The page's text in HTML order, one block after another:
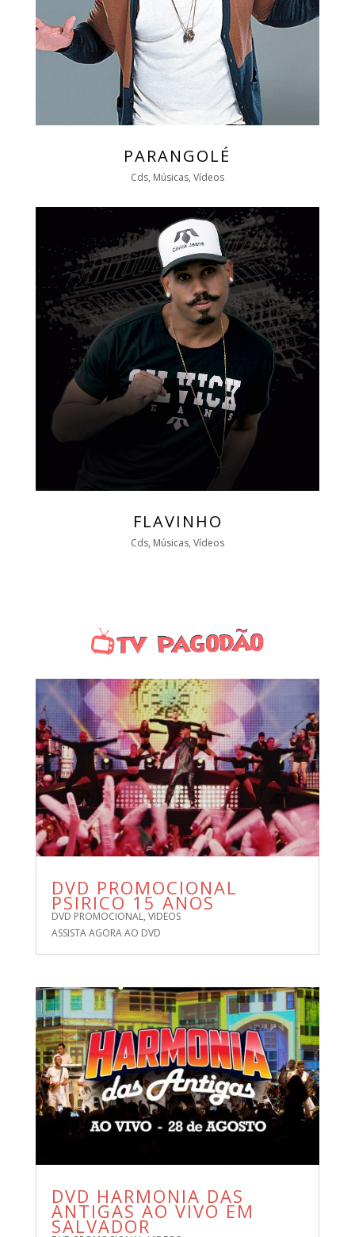
PARANGOLÉ
Cds, Músicas, Vídeos
FLAVINHO
Cds, Músicas, Vídeos
DVD PROMOCIONAL
PSIRICO 15 ANOS
DVD PROMOCIONAL, VIDEOS
ASSISTA AGORA AO DVD
DVD HARMONIA DAS
ANTIGAS AO VIVO EM
SALVADOR